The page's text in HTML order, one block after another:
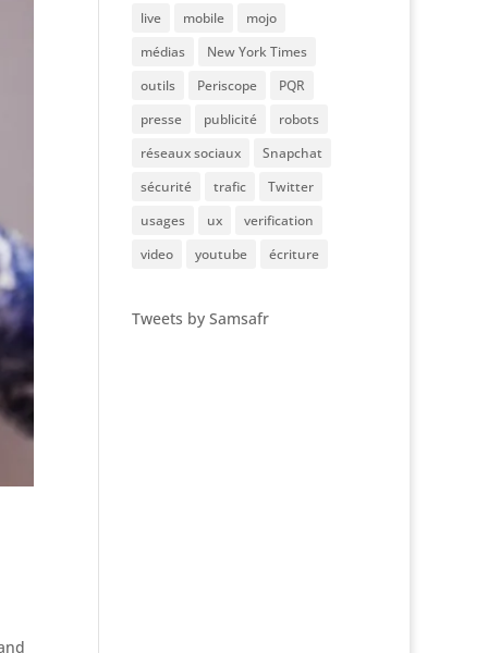
live
mobile
mojo
médias
New York Times
outils
Periscope
PQR
presse
publicité
robots
réseaux sociaux
Snapchat
sécurité
trafic
Twitter
usages
ux
verification
video
youtube écriture
Tweets by Samsafr